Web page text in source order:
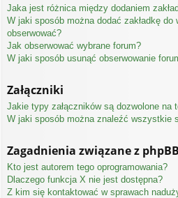
Jaka jest różnica między dodaniem
W jaki sposób można dodać zakładkę
obserwować?
Jak obserwować wybrane forum?
W jaki sposób usunąć obserwowanie
Załączniki
Jakie typy załączników są dozwolone na
W jaki sposób można znaleźć wszystkie
Zagadnienia związane z phpBB
Kto jest autorem tego oprogramowania?
Dlaczego funkcja X nie jest dostępna?
Z kim się kontaktować w sprawach